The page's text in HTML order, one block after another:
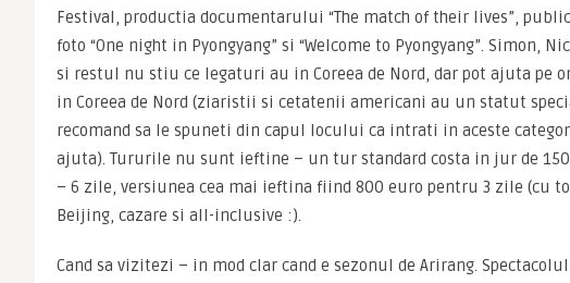
Festival, productia documentarului “The match of their lives”,
foto “One night in Pyongyang” si “Welcome to Pyongyang”. Simon,
si restul nu stiu ce legaturi au in Coreea de Nord, dar pot ajuta pe
in Coreea de Nord (ziaristii si cetatenii americani au un statut
recomand sa le spuneti din capul locului ca intrati in aceste
ajuta). Tururile nu sunt ieftine – un tur standard costa in jur de
– 6 zile, versiunea cea mai ieftina fiind 800 euro pentru 3 zile (cu
Beijing, cazare si all-inclusive :).
Cand sa vizitezi – in mod clar cand e sezonul de Arirang.